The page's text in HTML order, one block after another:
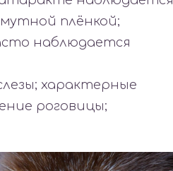
плёнкой;
наблюдается
характерные
роговицы;